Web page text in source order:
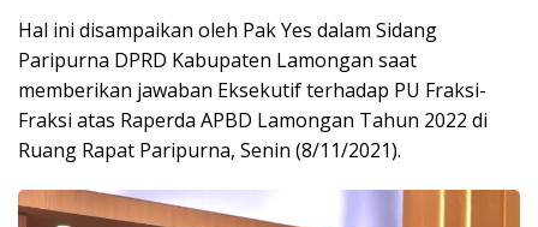
Hal ini disampaikan oleh Pak Yes dalam Sidang
Paripurna DPRD Kabupaten Lamongan saat
memberikan jawaban Eksekutif terhadap PU Fraksi-
Fraksi atas Raperda APBD Lamongan Tahun 2022 di
Ruang Rapat Paripurna, Senin (8/11/2021).